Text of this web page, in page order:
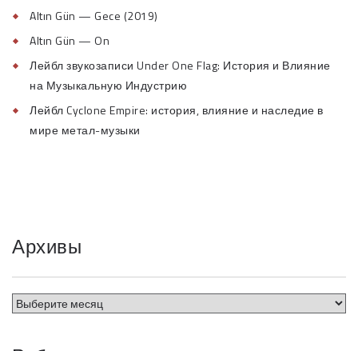
Altın Gün — Gece (2019)
Altın Gün — On
Лейбл звукозаписи Under One Flag: История и Влияние
на Музыкальную Индустрию
Лейбл Cyclone Empire: история, влияние и наследие в
мире метал-музыки
Архивы